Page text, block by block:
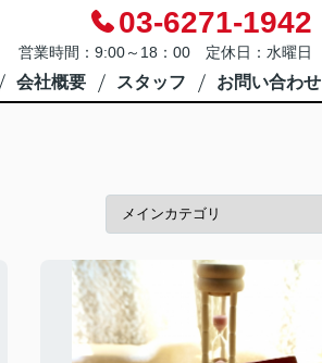
03-6271-1942
営業時間：9:00～18：00 定休日：水曜日
会社概要 スタッフ お問い合わせ